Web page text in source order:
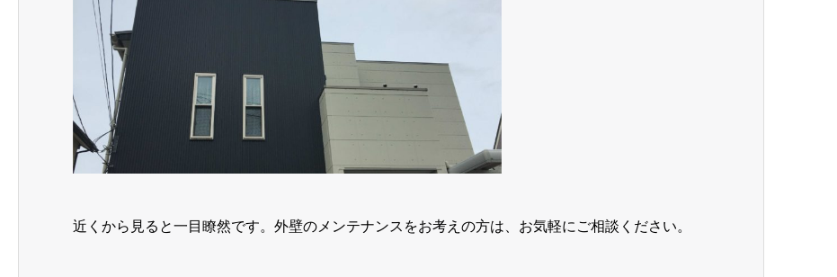
近くから見ると一目瞭然です。外壁のメンテナンスをお考えの方は、お気軽にご相談ください。